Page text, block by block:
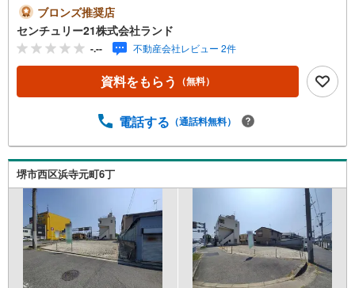
お客様のニーズに寄り添い、大切なお住まいのご購入に最
後まで伴走いたします！●リフォームのご相談も承っており
ます。●購入・売却・ローンのご相談・・・なんでもお気軽
にご相談くださいませ！〇大阪メトロ御堂筋線「北花田」
駅より徒歩約10分！○JR阪和線「浅香」駅より徒歩約8分！
〇営業時間:10:00～20:00（火曜日・水曜日定休日※祝日は
可能です。ご連絡お待ちしております！
ブロンズ推奨店
センチュリー21株式会社ランド
-.-- 不動産会社レビュー 2件
資料をもらう （無料）
電話する （通話料無料）
堺市西区浜寺元町6丁